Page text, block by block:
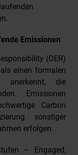
Emissionen
(OER)
einen formalen
anerkennt, die
Emissionen
Carbon
sonstiger
erfolgen.
– Engaged,